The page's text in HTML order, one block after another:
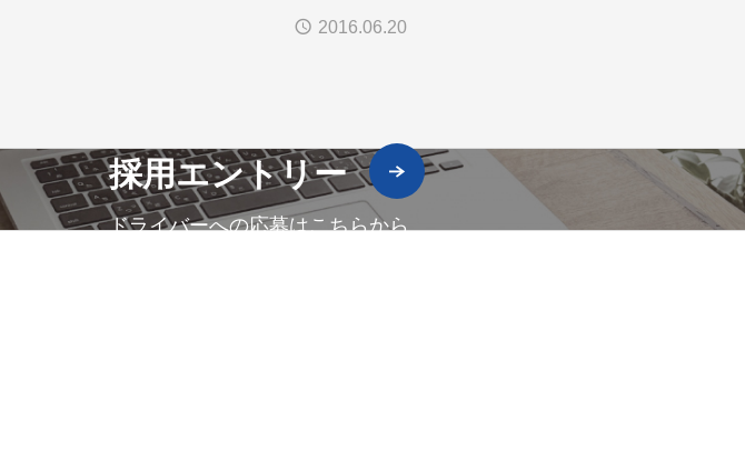
送をしました。
2016.06.20
採用エントリー
ドライバーへの応募はこちらから